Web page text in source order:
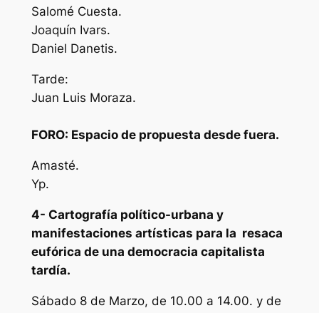
Salomé Cuesta.
Joaquín Ivars.
Daniel Danetis.
Tarde:
Juan Luis Moraza.
FORO: Espacio de propuesta desde fuera.
Amasté.
Yp.
4- Cartografía político-urbana y
manifestaciones artísticas para la resaca
eufórica de una democracia capitalista
tardía.
Sábado 8 de Marzo, de 10.00 a 14.00. y de